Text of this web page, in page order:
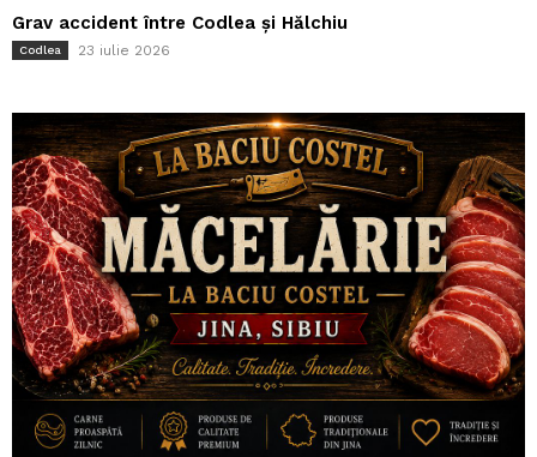
Grav accident între Codlea și Hălchiu
Codlea 23 iulie 2026